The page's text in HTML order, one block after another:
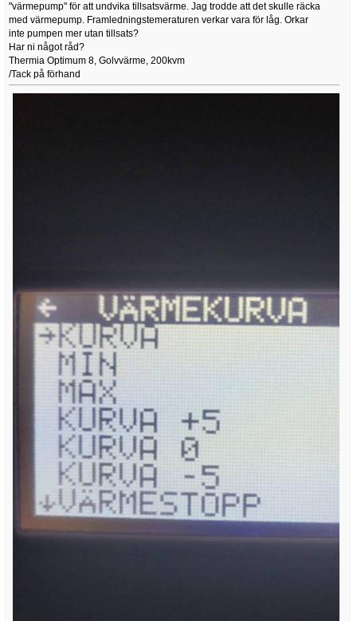
"värmepump" för att undvika tillsatsvärme. Jag trodde att det skulle räcka
med värmepump. Framledningstemeraturen verkar vara för låg. Orkar
inte pumpen mer utan tillsats?
Har ni något råd?
Thermia Optimum 8, Golvvärme, 200kvm
/Tack på förhand